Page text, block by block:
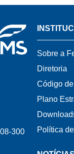
300
Sobre a
Diretoria
Código
Plano
Política